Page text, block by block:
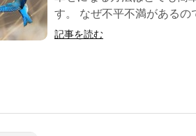
す。 なぜ不平不満があるの
記事を読む